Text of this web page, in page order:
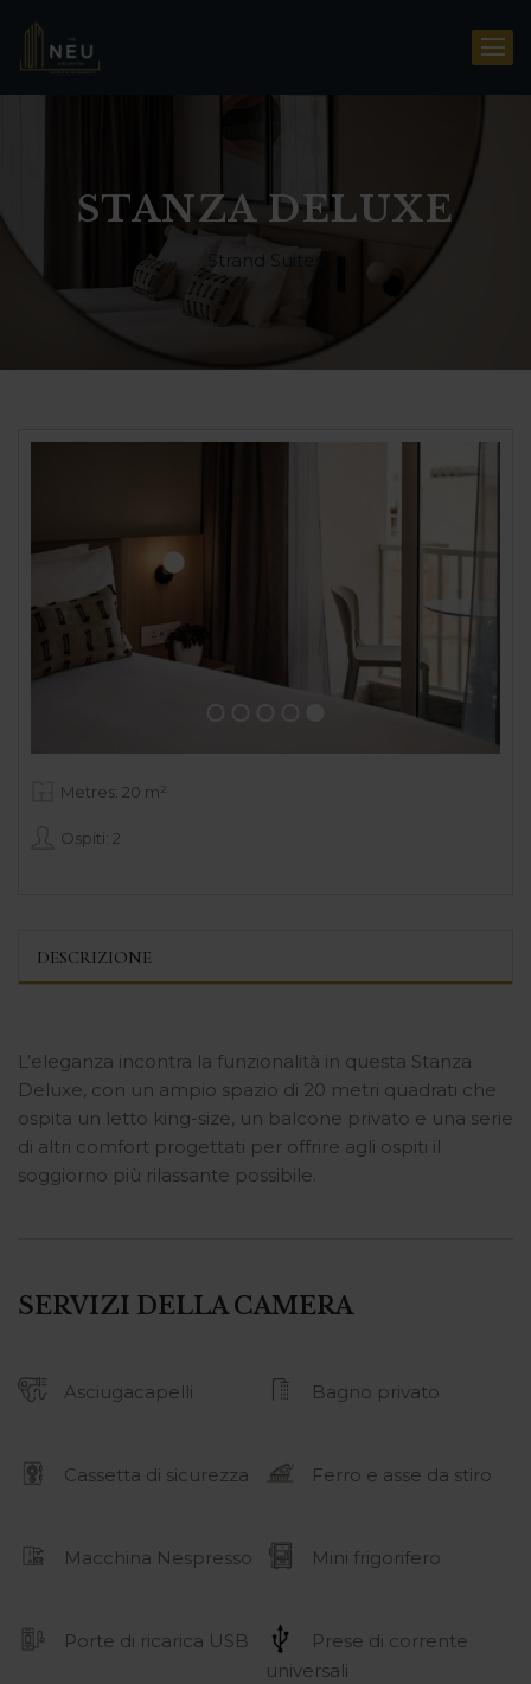
STANZA DELUXE
Strand Suites
Metres: 20 m²
Ospiti: 2
DESCRIZIONE
L’eleganza incontra la funzionalità in questa Stanza
Deluxe, con un ampio spazio di 20 metri quadrati che
ospita un letto king-size, un balcone privato e una serie
di altri comfort progettati per offrire agli ospiti il
soggiorno più rilassante possibile.
SERVIZI DELLA CAMERA
Asciugacapelli Bagno privato
Cassetta di sicurezza Ferro e asse da stiro
Macchina Nespresso Mini frigorifero
Porte di ricarica USB
Prese di corrente
universali